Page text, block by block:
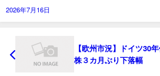
2026年7月16日
【欧州市況】ドイツ30
株３カ月ぶり下落幅